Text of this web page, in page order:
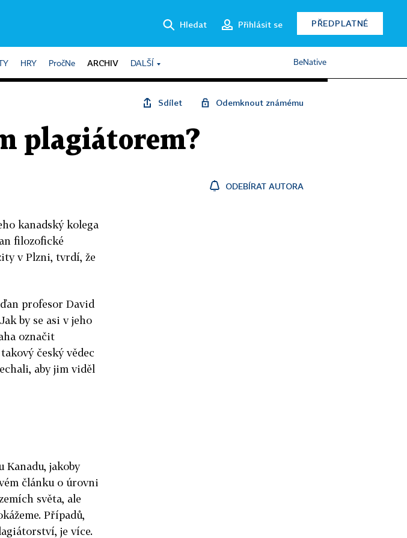
Hledat Přihlásit se PŘEDPLATNÉ
HRY PročNe ARCHIV DALŠÍ BeNative
Sdílet Odemknout známému
plagiátorem?
ODEBÍRAT AUTORA
kanadský kolega
filozofické
v Plzni, tvrdí, že
profesor David
by se asi v jeho
označit
český vědec
aby jim viděl
Kanadu, jakoby
článku o úrovni
světa, ale
Případů,
je více.